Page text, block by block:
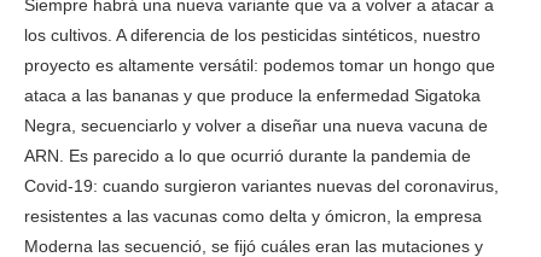
Siempre habrá una nueva variante que va a volver a atacar a
los cultivos. A diferencia de los pesticidas sintéticos, nuestro
proyecto es altamente versátil: podemos tomar un hongo que
ataca a las bananas y que produce la enfermedad Sigatoka
Negra, secuenciarlo y volver a diseñar una nueva vacuna de
ARN. Es parecido a lo que ocurrió durante la pandemia de
Covid-19: cuando surgieron variantes nuevas del coronavirus,
resistentes a las vacunas como delta y ómicron, la empresa
Moderna las secuenció, se fijó cuáles eran las mutaciones y